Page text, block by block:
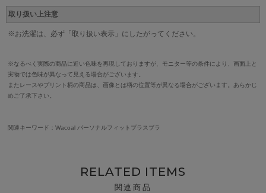
取り扱い上注意
※お洗濯は、必ず「取り扱い表示」にしたがってください。
※なるべく実際の商品に近い色味を再現しておりますが、モニター等の条件により、画面上と
実物では色味が異なって見える場合がございます。
またレースやプリント柄の商品は、画像とは柄の位置等が異なる場合がございます。あらかじ
めご了承下さい。
関連キーワード：Wacoal パーソナルフィットプラスブラ
RELATED ITEMS
関連商品